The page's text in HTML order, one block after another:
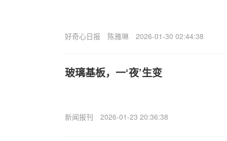
好奇心日报 陈雅琳 2026-01-30 02:44:38
玻璃基板，一‘夜’生变
新闻报刊 2026-01-23 20:36:38